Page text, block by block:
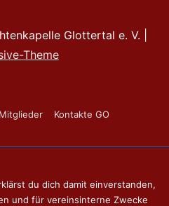
Glottertal e. V.
Theme
Kontakte GO
du dich damit einverstanden,
und für vereinsinterne Zwecke